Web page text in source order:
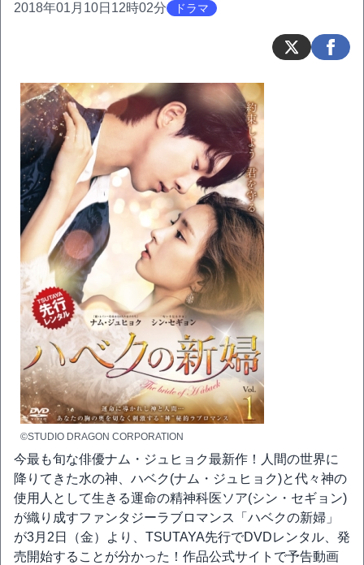
2018年01月10日12時02分 ドラマ
©STUDIO DRAGON CORPORATION
今最も旬な俳優ナム・ジュヒョク最新作！人間の世界に
降りてきた水の神、ハベク(ナム・ジュヒョク)と代々神の
使用人として生きる運命の精神科医ソア(シン・セギョン)
が織り成すファンタジーラブロマンス「ハベクの新婦」
が3月2日（金）より、TSUTAYA先行でDVDレンタル、発
売開始することが分かった！作品公式サイトで予告動画